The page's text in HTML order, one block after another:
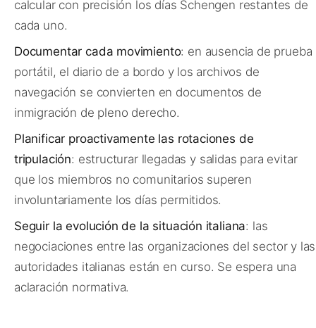
calcular con precisión los días Schengen restantes de
cada uno.
Documentar cada movimiento: en ausencia de prueba
portátil, el diario de a bordo y los archivos de
navegación se convierten en documentos de
inmigración de pleno derecho.
Planificar proactivamente las rotaciones de
tripulación: estructurar llegadas y salidas para evitar
que los miembros no comunitarios superen
involuntariamente los días permitidos.
Seguir la evolución de la situación italiana: las
negociaciones entre las organizaciones del sector y las
autoridades italianas están en curso. Se espera una
aclaración normativa.